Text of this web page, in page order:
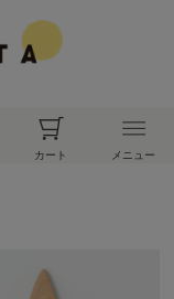
カート メニュー